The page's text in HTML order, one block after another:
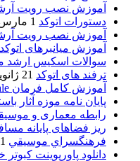
آموزش نصب رویت
دستورات اتوکد 1 مارس 2015
آموزش نصب رویت
آموزش میانبرهای اتوکد
سوالات اسکیس ارشد
ترفند های اتوکد 21 ژانویه 2015
آموزش کامل فرمان Scale در اتوکد
پایان نامه موزه آثار
رابطه معماری و
ریز فضاهای پایانه
فرهنگسراي موسيقي 21
دانلود پاورپوینت کبوتر